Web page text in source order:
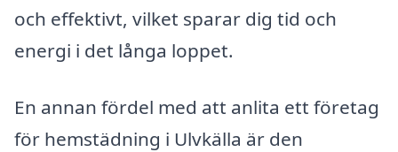
och effektivt, vilket sparar dig tid och
energi i det långa loppet.
En annan fördel med att anlita ett företag
för hemstädning i Ulvkälla är den